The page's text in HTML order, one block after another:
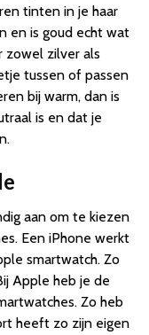
tinten in je haar
en is goud echt wat
zowel zilver als
tussen of passen
bij warm, dan is
is en dat je
aan om te kiezen
Een iPhone werkt
smartwatch. Zo
Apple heb je de
Zo heb
heeft zo zijn eigen